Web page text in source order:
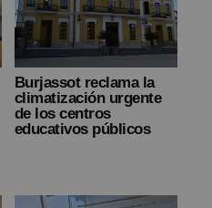
Burjassot reclama la
climatización urgente
de los centros
educativos públicos